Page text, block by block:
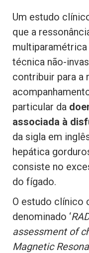
Um estudo
que a
técnica não-
contribuir para a
particular da
associada à
da sigla em
hepática
consiste no
do fígado.
O estudo clínico
denominado ‘
assessment of
Magnetic